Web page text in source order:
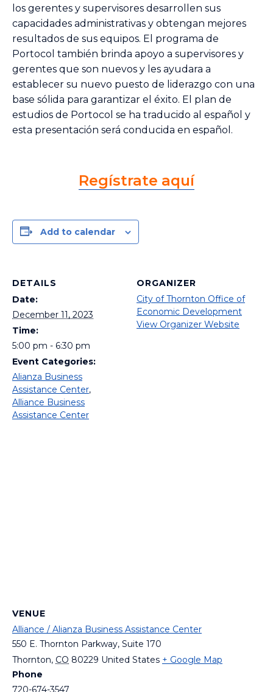
los gerentes y supervisores desarrollen sus
capacidades administrativas y obtengan mejores
resultados de sus equipos. El programa de
Portocol también brinda apoyo a supervisores y
gerentes que son nuevos y les ayudara a
establecer su nuevo puesto de liderazgo con una
base sólida para garantizar el éxito. El plan de
estudios de Portocol se ha traducido al español y
esta presentación será conducida en español.
Regístrate aquí
Add to calendar
DETAILS
Date:
December 11, 2023
Time:
5:00 pm - 6:30 pm
Event Categories:
Alianza Business
Assistance Center,
Alliance Business
Assistance Center
ORGANIZER
City of Thornton Office of
Economic Development
View Organizer Website
VENUE
Alliance / Alianza Business Assistance Center
550 E. Thornton Parkway, Suite 170
Thornton, CO 80229 United States + Google Map
Phone
720-674-3547